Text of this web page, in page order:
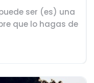
ser (es) una
que lo hagas de